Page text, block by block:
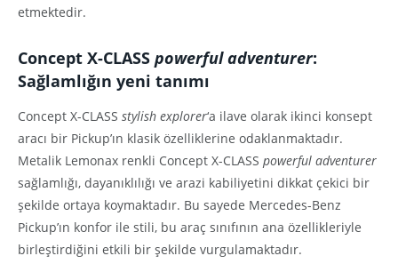
etmektedir.
Concept X-CLASS powerful adventurer:
Sağlamlığın yeni tanımı
Concept X-CLASS stylish explorer‘a ilave olarak ikinci konsept
aracı bir Pickup’ın klasik özelliklerine odaklanmaktadır.
Metalik Lemonax renkli Concept X-CLASS powerful adventurer
sağlamlığı, dayanıklılığı ve arazi kabiliyetini dikkat çekici bir
şekilde ortaya koymaktadır. Bu sayede Mercedes-Benz
Pickup’ın konfor ile stili, bu araç sınıfının ana özellikleriyle
birleştirdiğini etkili bir şekilde vurgulamaktadır.